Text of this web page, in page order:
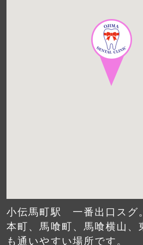
小伝馬町駅 一番出口スグ
本町、馬喰町、馬喰横山、
も通いやすい場所です。